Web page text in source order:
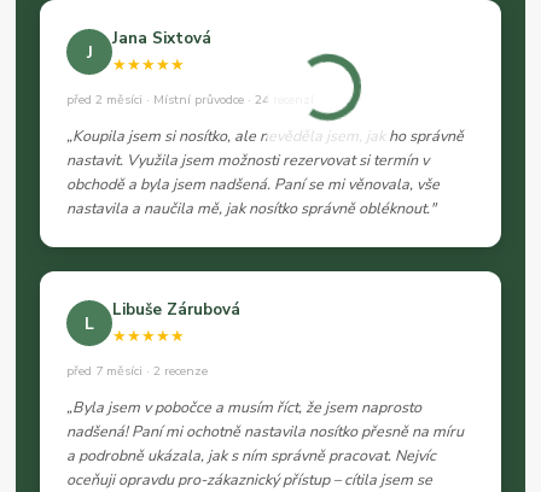
J
Jana Sixtová
★★★★★
před 2 měsíci · Místní průvodce · 24 recenzí
„Koupila jsem si nosítko, ale nevěděla jsem, jak ho správně
nastavit. Využila jsem možnosti rezervovat si termín v
obchodě a byla jsem nadšená. Paní se mi věnovala, vše
nastavila a naučila mě, jak nosítko správně obléknout."
L
Libuše Zárubová
★★★★★
před 7 měsíci · 2 recenze
„Byla jsem v pobočce a musím říct, že jsem naprosto
nadšená! Paní mi ochotně nastavila nosítko přesně na míru
a podrobně ukázala, jak s ním správně pracovat. Nejvíc
oceňuji opravdu pro-zákaznický přístup – cítila jsem se